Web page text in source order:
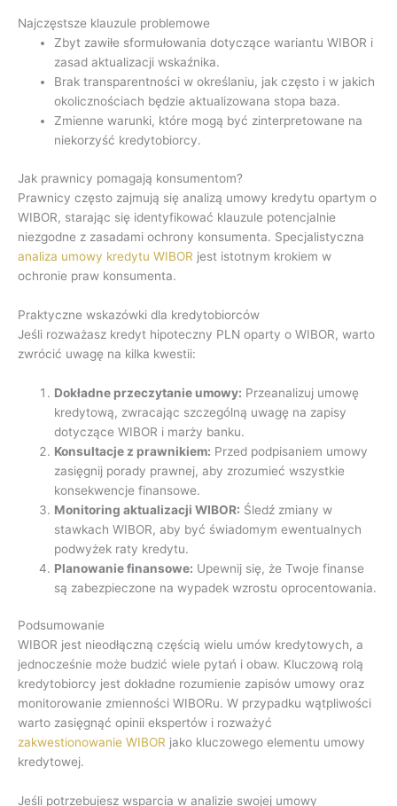
Najczęstsze klauzule problemowe
Zbyt zawiłe sformułowania dotyczące wariantu WIBOR i
zasad aktualizacji wskaźnika.
Brak transparentności w określaniu, jak często i w jakich
okolicznościach będzie aktualizowana stopa baza.
Zmienne warunki, które mogą być zinterpretowane na
niekorzyść kredytobiorcy.
Jak prawnicy pomagają konsumentom?
Prawnicy często zajmują się analizą umowy kredytu opartym o
WIBOR, starając się identyfikować klauzule potencjalnie
niezgodne z zasadami ochrony konsumenta. Specjalistyczna
analiza umowy kredytu WIBOR jest istotnym krokiem w
ochronie praw konsumenta.
Praktyczne wskazówki dla kredytobiorców
Jeśli rozważasz kredyt hipoteczny PLN oparty o WIBOR, warto
zwrócić uwagę na kilka kwestii:
Dokładne przeczytanie umowy: Przeanalizuj umowę
kredytową, zwracając szczególną uwagę na zapisy
dotyczące WIBOR i marży banku.
Konsultacje z prawnikiem: Przed podpisaniem umowy
zasięgnij porady prawnej, aby zrozumieć wszystkie
konsekwencje finansowe.
Monitoring aktualizacji WIBOR: Śledź zmiany w
stawkach WIBOR, aby być świadomym ewentualnych
podwyżek raty kredytu.
Planowanie finansowe: Upewnij się, że Twoje finanse
są zabezpieczone na wypadek wzrostu oprocentowania.
Podsumowanie
WIBOR jest nieodłączną częścią wielu umów kredytowych, a
jednocześnie może budzić wiele pytań i obaw. Kluczową rolą
kredytobiorcy jest dokładne rozumienie zapisów umowy oraz
monitorowanie zmienności WIBORu. W przypadku wątpliwości
warto zasięgnąć opinii ekspertów i rozważyć
zakwestionowanie WIBOR jako kluczowego elementu umowy
kredytowej.
Jeśli potrzebujesz wsparcia w analizie swojej umowy